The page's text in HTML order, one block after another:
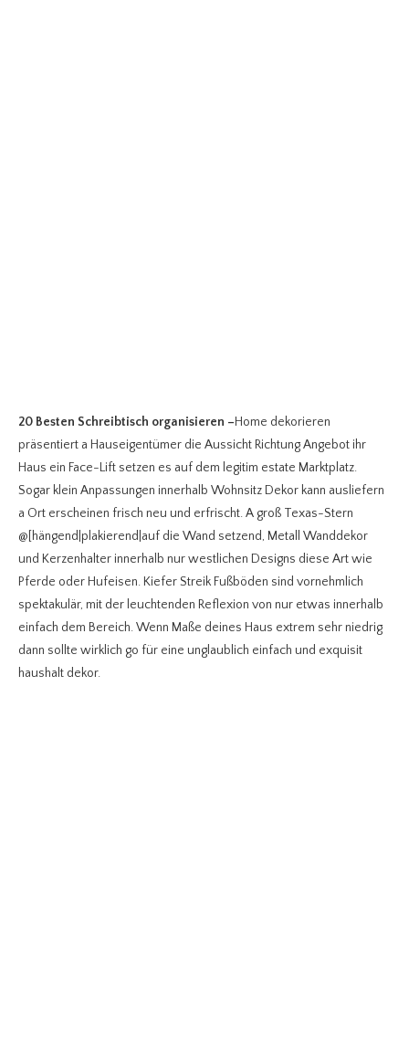
20 Besten Schreibtisch organisieren –Home dekorieren
präsentiert a Hauseigentümer die Aussicht Richtung Angebot ihr
Haus ein Face-Lift setzen es auf dem legitim estate Marktplatz.
Sogar klein Anpassungen innerhalb Wohnsitz Dekor kann ausliefern
a Ort erscheinen frisch neu und erfrischt. A groß Texas-Stern
@[hängend|plakierend|auf die Wand setzend, Metall Wanddekor
und Kerzenhalter innerhalb nur westlichen Designs diese Art wie
Pferde oder Hufeisen. Kiefer Streik Fußböden sind vornehmlich
spektakulär, mit der leuchtenden Reflexion von nur etwas innerhalb
einfach dem Bereich. Wenn Maße deines Haus extrem sehr niedrig
dann sollte wirklich go für eine unglaublich einfach und exquisit
haushalt dekor.